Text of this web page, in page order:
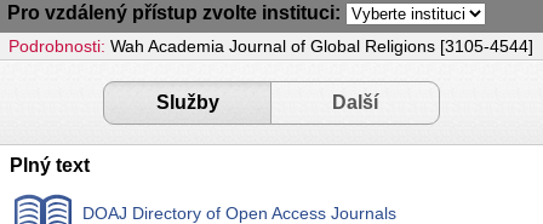
Pro vzdálený přístup zvolte instituci:
Podrobnosti: Wah Academia Journal of Global Religions [3105-4544]
Služby Další
Plný text
DOAJ Directory of Open Access Journals